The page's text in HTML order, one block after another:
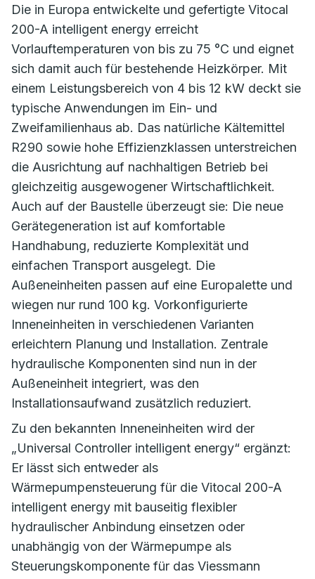
Die in Europa entwickelte und gefertigte Vitocal
200-A intelligent energy erreicht
Vorlauftemperaturen von bis zu 75 °C und eignet
sich damit auch für bestehende Heizkörper. Mit
einem Leistungsbereich von 4 bis 12 kW deckt sie
typische Anwendungen im Ein- und
Zweifamilienhaus ab. Das natürliche Kältemittel
R290 sowie hohe Effizienzklassen unterstreichen
die Ausrichtung auf nachhaltigen Betrieb bei
gleichzeitig ausgewogener Wirtschaftlichkeit.
Auch auf der Baustelle überzeugt sie: Die neue
Gerätegeneration ist auf komfortable
Handhabung, reduzierte Komplexität und
einfachen Transport ausgelegt. Die
Außeneinheiten passen auf eine Europalette und
wiegen nur rund 100 kg. Vorkonfigurierte
Inneneinheiten in verschiedenen Varianten
erleichtern Planung und Installation. Zentrale
hydraulische Komponenten sind nun in der
Außeneinheit integriert, was den
Installationsaufwand zusätzlich reduziert.
Zu den bekannten Inneneinheiten wird der
„Universal Controller intelligent energy“ ergänzt:
Er lässt sich entweder als
Wärmepumpensteuerung für die Vitocal 200-A
intelligent energy mit bauseitig flexibler
hydraulischer Anbindung einsetzen oder
unabhängig von der Wärmepumpe als
Steuerungskomponente für das Viessmann